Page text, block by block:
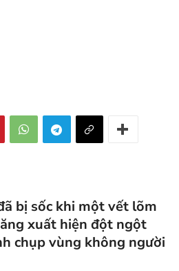
bị sốc khi một vết lõm
xuất hiện đột ngột
chụp vùng không người